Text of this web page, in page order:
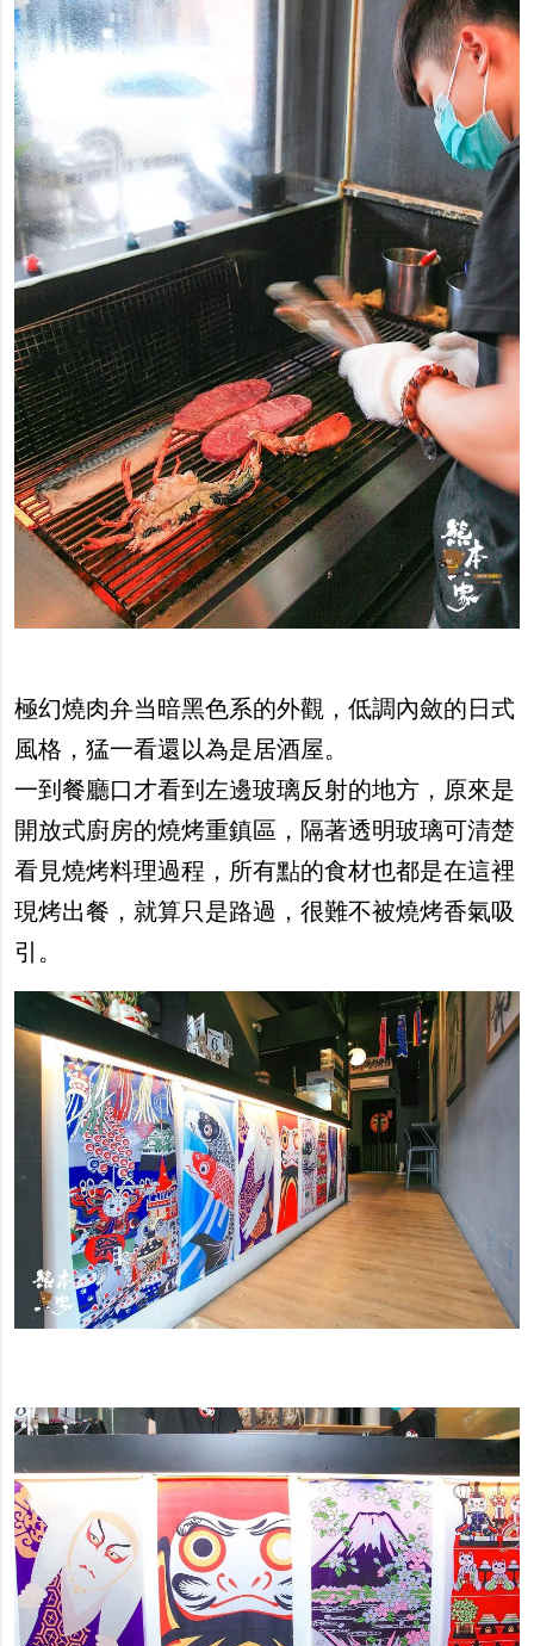
極幻燒肉弁当暗黑色系的外觀，低調內斂的日式
風格，猛一看還以為是居酒屋。
一到餐廳口才看到左邊玻璃反射的地方，原來是
開放式廚房的燒烤重鎮區，隔著透明玻璃可清楚
看見燒烤料理過程，所有點的食材也都是在這裡
現烤出餐，就算只是路過，很難不被燒烤香氣吸
引。